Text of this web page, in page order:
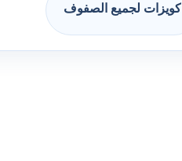
كويزات لجميع الصفوف